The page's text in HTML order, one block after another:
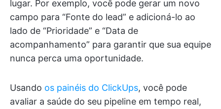
lugar. Por exemplo, você pode gerar um novo
campo para “Fonte do lead” e adicioná-lo ao
lado de “Prioridade” e “Data de
acompanhamento” para garantir que sua equipe
nunca perca uma oportunidade.
Usando os painéis do ClickUps, você pode
avaliar a saúde do seu pipeline em tempo real,